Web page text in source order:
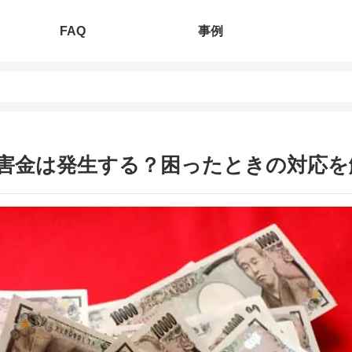
FAQ 事例
金は発生する？困ったときの対応